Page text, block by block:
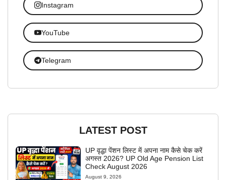
Instagram
YouTube
Telegram
LATEST POST
UP वृद्धा पेंशन लिस्ट में अपना नाम कैसे चेक करें
अगस्त 2026? UP Old Age Pension List
Check August 2026
August 9, 2026